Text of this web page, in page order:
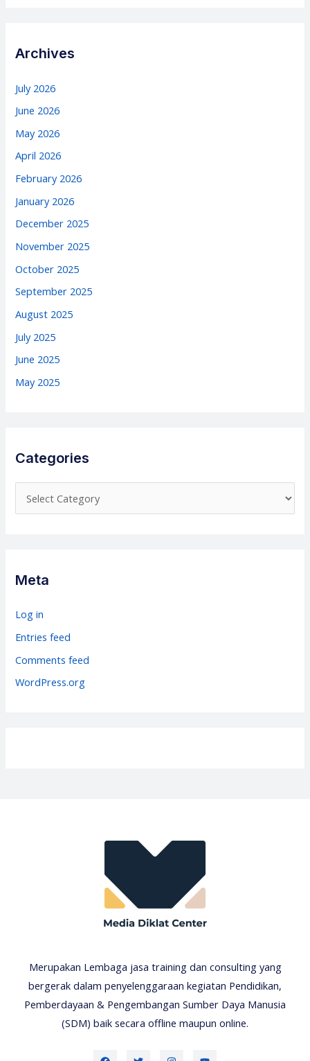
Archives
July 2026
June 2026
May 2026
April 2026
February 2026
January 2026
December 2025
November 2025
October 2025
September 2025
August 2025
July 2025
June 2025
May 2025
Categories
a
g
r
i
Meta
Log in
Entries feed
Comments feed
WordPress.org
Merupakan Lembaga jasa training dan consulting yang
bergerak dalam penyelenggaraan kegiatan Pendidikan,
Pemberdayaan & Pengembangan Sumber Daya Manusia
(SDM) baik secara offline maupun online.